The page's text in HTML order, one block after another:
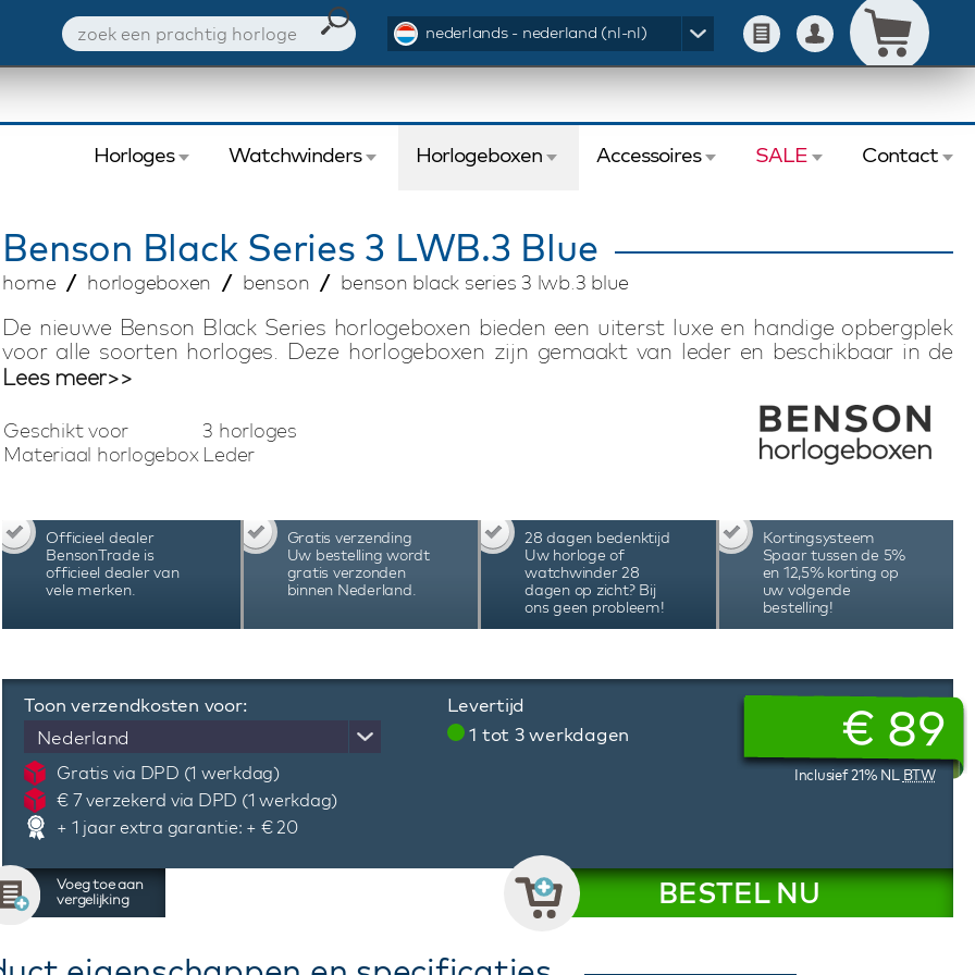
nederlands - nederland (nl-nl)
Horloges Watchwinders Horlogeboxen Accessoires SALE Contact
Benson Black Series 3 LWB.3 Blue
home horlogeboxen benson benson black series 3 lwb.3 blue
De nieuwe Benson Black Series horlogeboxen bieden een uiterst luxe en handige opbergplek
voor alle soorten horloges. Deze horlogeboxen zijn gemaakt van leder en beschikbaar in de
kleuren zwart, donkerbruin, blauw en carbon fibre. Deze Benson Black Series LWB.3 Blue
horlogebox is geschikt voor het opbergen van 3 horloges. De binnenkant van de horlogebox is
bekleed met zachte stof voor optimale bescherming van de horloges. Het slotje aan de
voorkant zorgt ervoor dat je de horlogebox ook kan afsluiten. De fraaie afwerking komt tot
uiting in het fijne stiksel en in het leder gedrukte logo. De Benson Black Series LWB.3 Blue
Lees meer>>
Geschikt voor
3 horloges
Materiaal horlogebox Leder
Officieel dealer
BensonTrade is
officieel dealer van
vele merken.
Gratis verzending
Uw bestelling wordt
gratis verzonden
binnen Nederland.
28 dagen bedenktijd
Uw horloge of
watchwinder 28
dagen op zicht? Bij
ons geen probleem!
Kortingsysteem
Spaar tussen de 5%
en 12,5% korting op
uw volgende
bestelling!
Toon verzendkosten voor:
Nederland
Gratis via DPD (1 werkdag)
€ 7 verzekerd via DPD (1 werkdag)
+ 1 jaar extra garantie: + € 20
Levertijd
1 tot 3 werkdagen
€ 89
Inclusief 21% NL BTW
Voeg toe aan
vergelijking
BESTEL NU